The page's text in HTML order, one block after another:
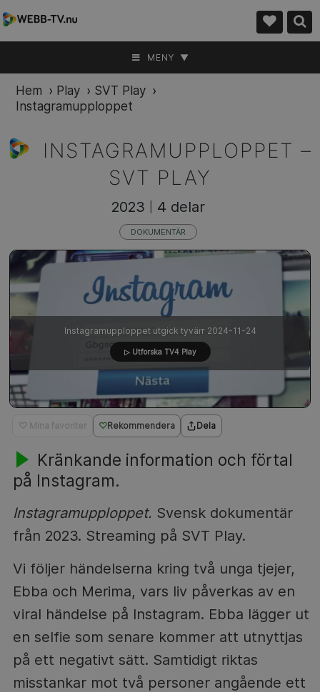
MENY ▼
Hem › Play › SVT Play ›
Instagramupploppet
INSTAGRAMUPPLOPPET –
SVT PLAY
♡ Mina favoriter Rekommendera Dela
Kränkande information och förtal
på Instagram.
Instagramupploppet. Svensk dokumentär
från 2023. Streaming på SVT Play.
Vi följer händelserna kring två unga tjejer,
Ebba och Merima, vars liv påverkas av en
viral händelse på Instagram. Ebba lägger ut
en selfie som senare kommer att utnyttjas
på ett negativt sätt. Samtidigt riktas
misstankar mot två personer angående ett
Instagramupploppet utgick tyvärr 2024-11-24
▷ Utforska TV4 Play
2023 4 delar
DOKUMENTÄR